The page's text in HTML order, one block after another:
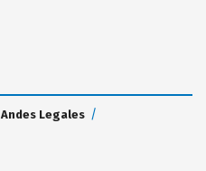
Andes Legales